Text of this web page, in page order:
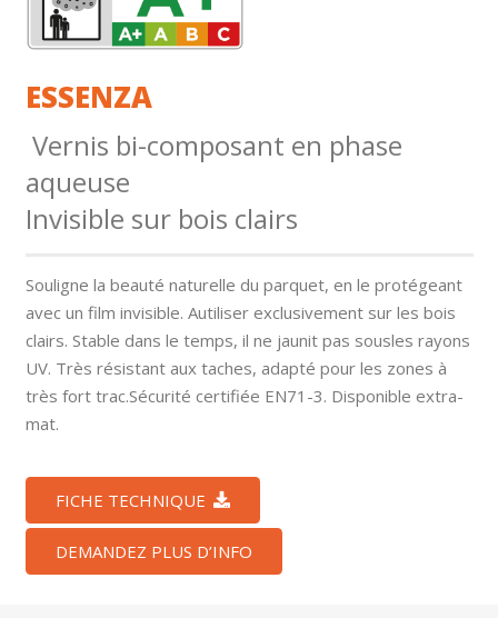
ESSENZA
Vernis bi-composant en phase
aqueuse
Invisible sur bois clairs
Souligne la beauté naturelle du parquet, en le protégeant
avec un film invisible. Autiliser exclusivement sur les bois
clairs. Stable dans le temps, il ne jaunit pas sousles rayons
UV. Très résistant aux taches, adapté pour les zones à
très fort trac.Sécurité certifiée EN71-3. Disponible extra-
mat.
FICHE TECHNIQUE
DEMANDEZ PLUS D’INFO